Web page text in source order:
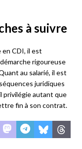
à suivre
en CDI, il est
rigoureuse
au salarié, il est
juridiques
privilégie autant que
fin à son contrat.